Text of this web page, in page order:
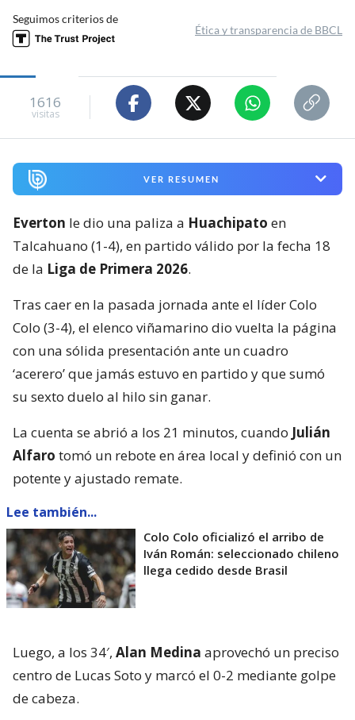
Seguimos criterios de
Ética y transparencia de BBCL
1616
visitas
VER RESUMEN
Everton le dio una paliza a Huachipato en
Talcahuano (1-4), en partido válido por la fecha 18
de la Liga de Primera 2026.
Tras caer en la pasada jornada ante el líder Colo
Colo (3-4), el elenco viñamarino dio vuelta la página
con una sólida presentación ante un cuadro
‘acerero’ que jamás estuvo en partido y que sumó
su sexto duelo al hilo sin ganar.
La cuenta se abrió a los 21 minutos, cuando Julián
Alfaro tomó un rebote en área local y definió con un
potente y ajustado remate.
Lee también...
Colo Colo oficializó el arribo de
Iván Román: seleccionado chileno
llega cedido desde Brasil
Luego, a los 34′, Alan Medina aprovechó un preciso
centro de Lucas Soto y marcó el 0-2 mediante golpe
de cabeza.